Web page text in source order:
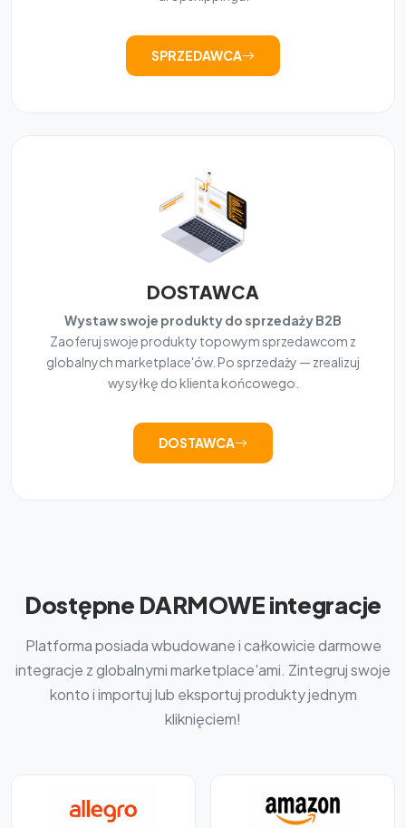
SPRZEDAWCA
DOSTAWCA
Wystaw swoje produkty do sprzedaży B2B
Zaoferuj swoje produkty topowym sprzedawcom z
globalnych marketplace'ów. Po sprzedaży — zrealizuj
wysyłkę do klienta końcowego.
DOSTAWCA
Dostępne DARMOWE integracje
Platforma posiada wbudowane i całkowicie darmowe
integracje z globalnymi marketplace'ami. Zintegruj swoje
konto i importuj lub eksportuj produkty jednym
kliknięciem!